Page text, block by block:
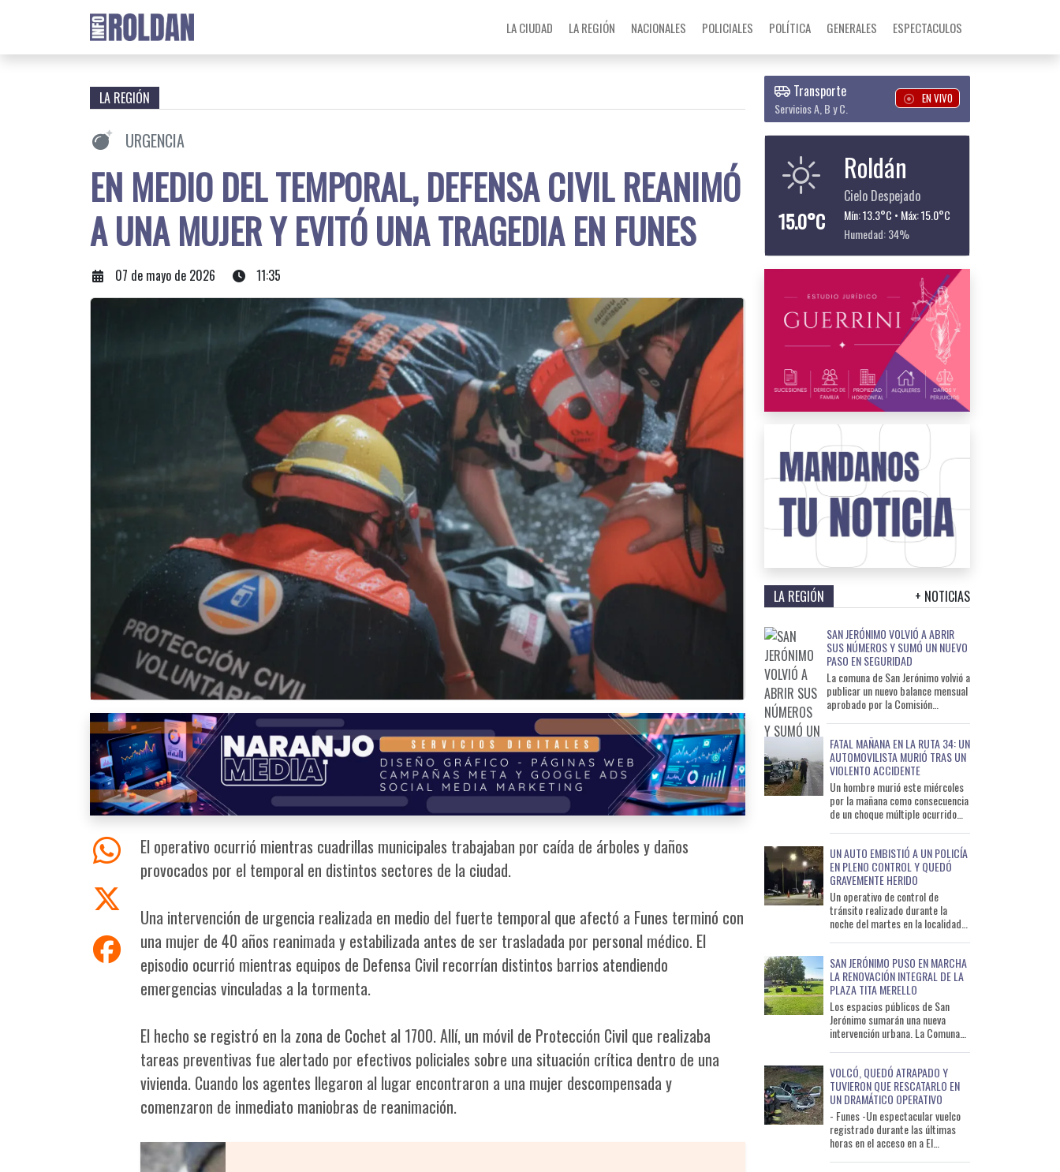
LA CIUDAD LA REGIÓN NACIONALES POLICIALES POLÍTICA GENERALES ESPECTACULOS
LA REGIÓN
URGENCIA
EN MEDIO DEL TEMPORAL, DEFENSA CIVIL REANIMÓ
A UNA MUJER Y EVITÓ UNA TRAGEDIA EN FUNES
07 de mayo de 2026 11:35
El operativo ocurrió mientras cuadrillas municipales trabajaban por caída de árboles y daños
provocados por el temporal en distintos sectores de la ciudad.
Una intervención de urgencia realizada en medio del fuerte temporal que afectó a Funes terminó con
una mujer de 40 años reanimada y estabilizada antes de ser trasladada por personal médico. El
episodio ocurrió mientras equipos de Defensa Civil recorrían distintos barrios atendiendo
emergencias vinculadas a la tormenta.
El hecho se registró en la zona de Cochet al 1700. Allí, un móvil de Protección Civil que realizaba
tareas preventivas fue alertado por efectivos policiales sobre una situación crítica dentro de una
vivienda. Cuando los agentes llegaron al lugar encontraron a una mujer descompensada y
comenzaron de inmediato maniobras de reanimación.
Transporte
Servicios A, B y C.
EN VIVO
15.0°C
Roldán
Cielo Despejado
Mín: 13.3°C • Máx: 15.0°C
Humedad: 34%
LA REGIÓN + NOTICIAS
SAN JERÓNIMO VOLVIÓ A ABRIR
SUS NÚMEROS Y SUMÓ UN NUEVO
PASO EN SEGURIDAD
La comuna de San Jerónimo volvió a
publicar un nuevo balance mensual
aprobado por la Comisión
FATAL MAÑANA EN LA RUTA 34: UN
AUTOMOVILISTA MURIÓ TRAS UN
VIOLENTO ACCIDENTE
Un hombre murió este miércoles
por la mañana como consecuencia
de un choque múltiple ocurrido
UN AUTO EMBISTIÓ A UN POLICÍA
EN PLENO CONTROL Y QUEDÓ
GRAVEMENTE HERIDO
Un operativo de control de
tránsito realizado durante la
noche del martes en la localidad
SAN JERÓNIMO PUSO EN MARCHA
LA RENOVACIÓN INTEGRAL DE LA
PLAZA TITA MERELLO
Los espacios públicos de San
Jerónimo sumarán una nueva
intervención urbana. La Comuna
VOLCÓ, QUEDÓ ATRAPADO Y
TUVIERON QUE RESCATARLO EN
UN DRAMÁTICO OPERATIVO
- Funes -Un espectacular vuelco
registrado durante las últimas
horas en el acceso en a El